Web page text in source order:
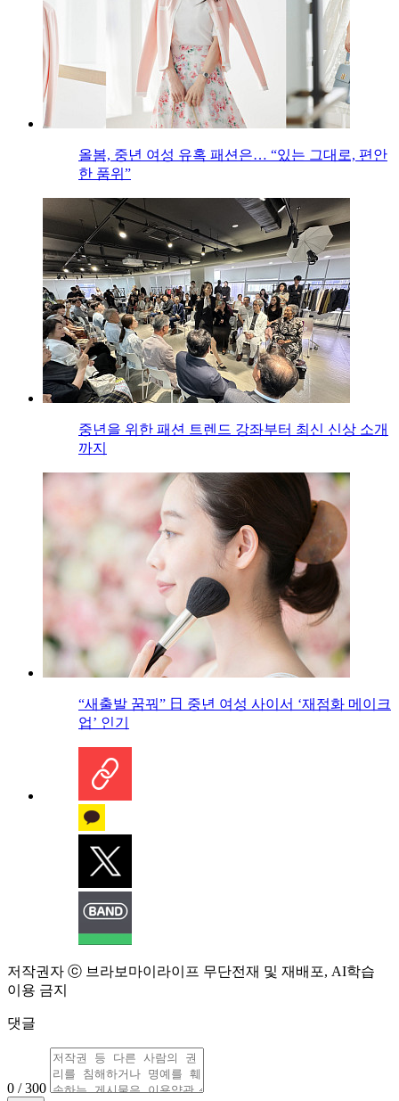
올봄, 중년 여성 유혹 패션은… “있는 그대로, 편안
한 품위”
중년을 위한 패션 트렌드 강좌부터 최신 신상 소개
까지
“새출발 꿈꿔” 日 중년 여성 사이서 ‘재점화 메이크
업’ 인기
저작권자 ⓒ 브라보마이라이프 무단전재 및 재배포, AI학습
이용 금지
댓글
0 / 300